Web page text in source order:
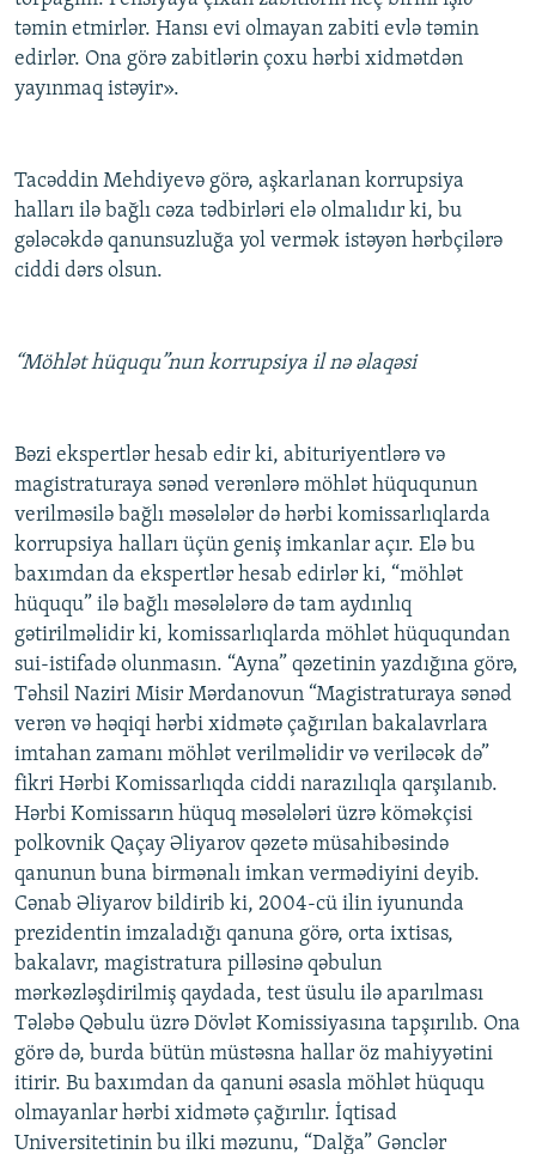
təmin etmirlər. Hansı evi olmayan zabiti evlə təmin
edirlər. Ona görə zabitlərin çoxu hərbi xidmətdən
yayınmaq istəyir».
Tacəddin Mehdiyevə görə, aşkarlanan korrupsiya
halları ilə bağlı cəza tədbirləri elə olmalıdır ki, bu
gələcəkdə qanunsuzluğa yol vermək istəyən hərbçilərə
ciddi dərs olsun.
“Möhlət hüququ”nun korrupsiya il nə əlaqəsi
Bəzi ekspertlər hesab edir ki, abituriyentlərə və
magistraturaya sənəd verənlərə möhlət hüququnun
verilməsilə bağlı məsələlər də hərbi komissarlıqlarda
korrupsiya halları üçün geniş imkanlar açır. Elə bu
baxımdan da ekspertlər hesab edirlər ki, “möhlət
hüququ” ilə bağlı məsələlərə də tam aydınlıq
gətirilməlidir ki, komissarlıqlarda möhlət hüququndan
sui-istifadə olunmasın. “Ayna” qəzetinin yazdığına görə,
Təhsil Naziri Misir Mərdanovun “Magistraturaya sənəd
verən və həqiqi hərbi xidmətə çağırılan bakalavrlara
imtahan zamanı möhlət verilməlidir və veriləcək də”
fikri Hərbi Komissarlıqda ciddi narazılıqla qarşılanıb.
Hərbi Komissarın hüquq məsələləri üzrə köməkçisi
polkovnik Qaçay Əliyarov qəzetə müsahibəsində
qanunun buna birmənalı imkan vermədiyini deyib.
Cənab Əliyarov bildirib ki, 2004-cü ilin iyununda
prezidentin imzaladığı qanuna görə, orta ixtisas,
bakalavr, magistratura pilləsinə qəbulun
mərkəzləşdirilmiş qaydada, test üsulu ilə aparılması
Tələbə Qəbulu üzrə Dövlət Komissiyasına tapşırılıb. Ona
görə də, burda bütün müstəsna hallar öz mahiyyətini
itirir. Bu baxımdan da qanuni əsasla möhlət hüququ
olmayanlar hərbi xidmətə çağırılır. İqtisad
Universitetinin bu ilki məzunu, “Dalğa” Gənclər